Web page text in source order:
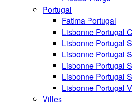
Portugal
Fatima Portugal
Lisbonne Portugal
Lisbonne Portugal
Lisbonne Portugal
Lisbonne Portugal
Lisbonne Portugal
Lisbonne Portugal
Villes